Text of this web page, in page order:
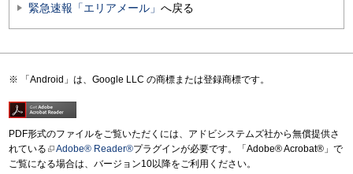
緊急速報「エリアメール」 へ戻る
「Android」は、Google LLC の商標または登録商標です。
PDF形式のファイルをご覧いただくには、アドビシステムズ社から無償提供さ
れている
Adobe® Reader®プラグインが必要です。「Adobe® Acrobat®」で
ご覧になる場合は、バージョン10以降をご利用ください。